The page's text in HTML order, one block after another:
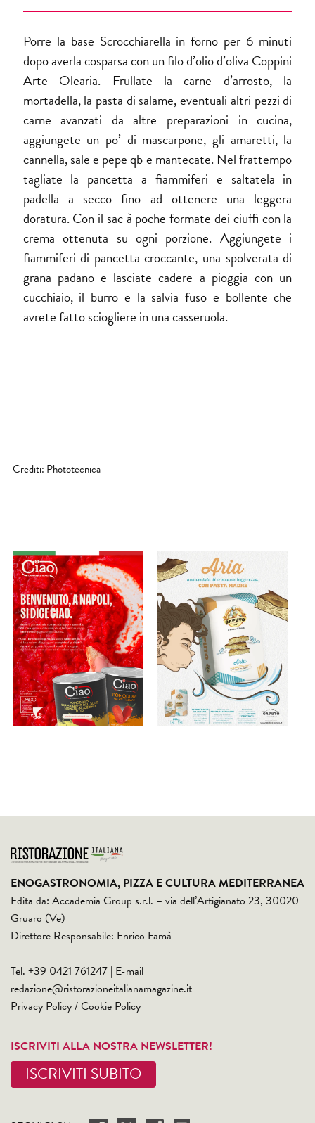
Porre la base Scrocchiarella in forno per 6 minuti
dopo averla cosparsa con un filo d’olio d’oliva Coppini
Arte Olearia. Frullate la carne d’arrosto, la
mortadella, la pasta di salame, eventuali altri pezzi di
carne avanzati da altre preparazioni in cucina,
aggiungete un po’ di mascarpone, gli amaretti, la
cannella, sale e pepe qb e mantecate. Nel frattempo
tagliate la pancetta a fiammiferi e saltatela in
padella a secco fino ad ottenere una leggera
doratura. Con il sac à poche formate dei ciuffi con la
crema ottenuta su ogni porzione. Aggiungete i
fiammiferi di pancetta croccante, una spolverata di
grana padano e lasciate cadere a pioggia con un
cucchiaio, il burro e la salvia fuso e bollente che
avrete fatto sciogliere in una casseruola.
Crediti: Phototecnica
ENOGASTRONOMIA, PIZZA E CULTURA MEDITERRANEA
Edita da: Accademia Group s.r.l. – via dell’Artigianato 23, 30020
Gruaro (Ve)
Direttore Responsabile: Enrico Famà
Tel. +39 0421 761247 | E-mail
redazione@ristorazioneitalianamagazine.it
Privacy Policy/Cookie Policy
ISCRIVITI ALLA NOSTRA NEWSLETTER!
ISCRIVITI SUBITO